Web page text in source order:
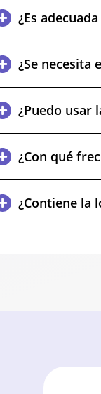
¿Es
¿Se necesita
¿Puedo usar
¿Con qué
¿Contiene la